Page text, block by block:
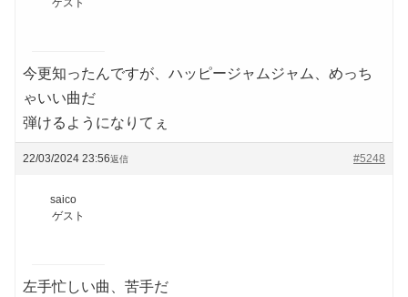
ゲスト
今更知ったんですが、ハッピージャムジャム、めっち
ゃいい曲だ
弾けるようになりてぇ
22/03/2024 23:56 #5248
返信
saico
ゲスト
左手忙しい曲、苦手だ